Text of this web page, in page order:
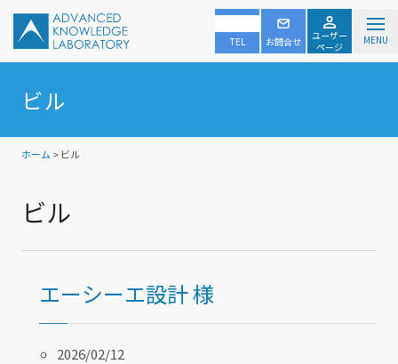
TEL お問合せ
ユーザー
ページ
MENU
ビル
ホーム > ビル
ビル
エーシーエ設計 様
2026/02/12